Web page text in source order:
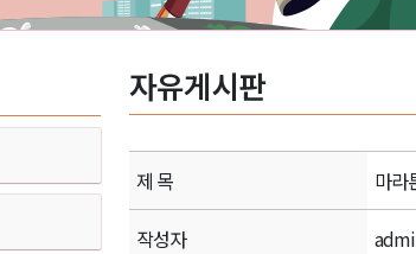
자유게시판
제 목 마라
작성자